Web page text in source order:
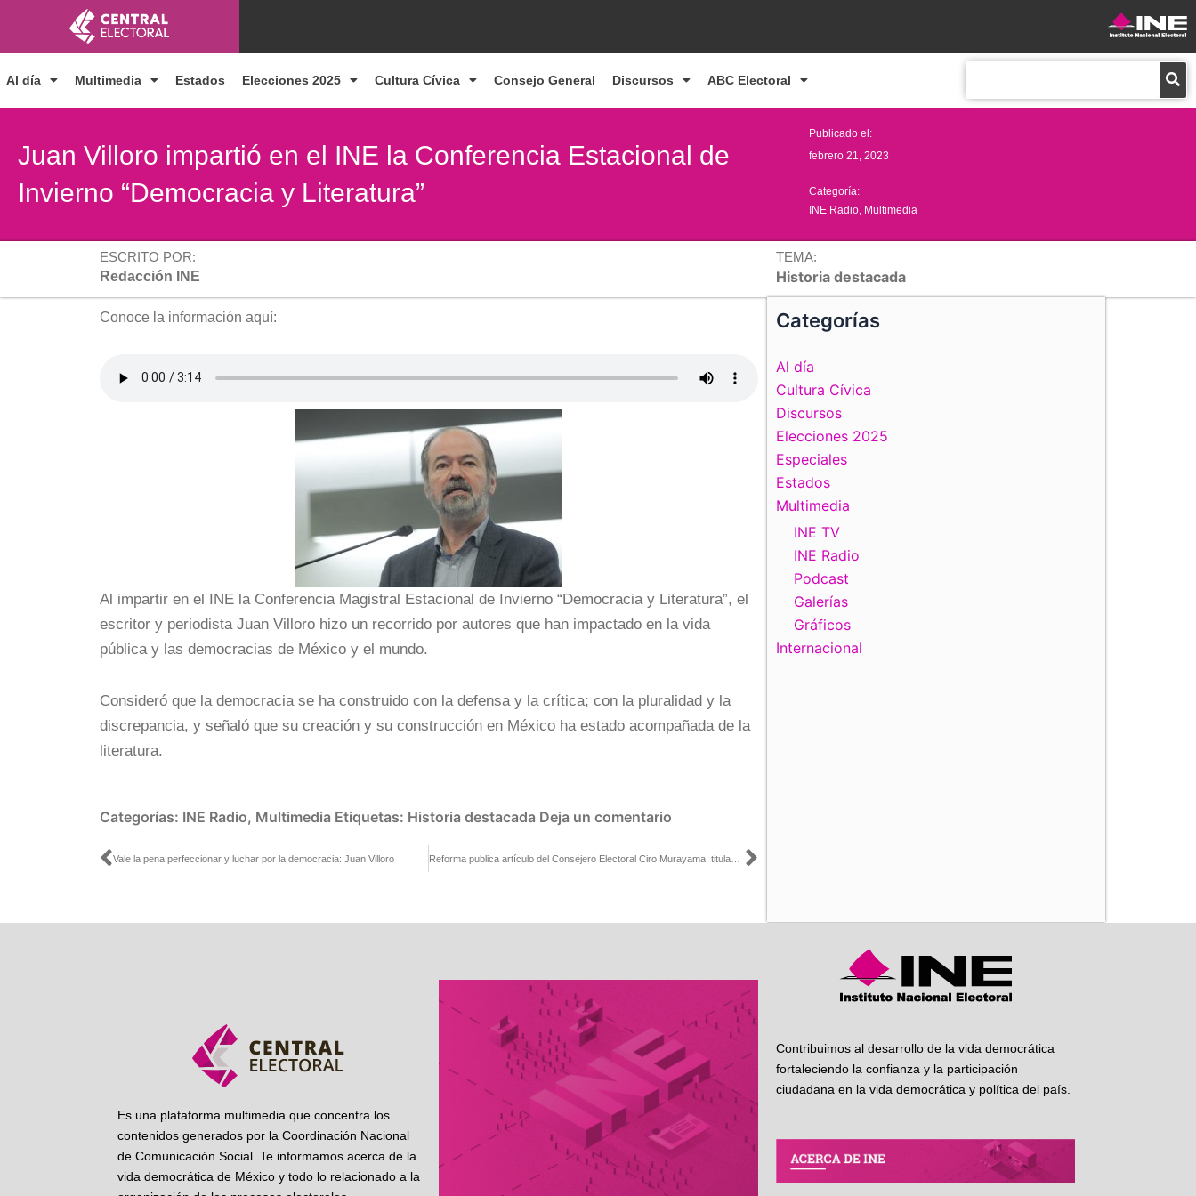
contenido
Al día Multimedia Estados Elecciones 2025 Cultura Cívica Consejo General Discursos ABC Electoral
Juan Villoro impartió en el INE la Conferencia Estacional de
Invierno “Democracia y Literatura”
Publicado el:
febrero 21, 2023
Categoría:
INE Radio Multimedia
ESCRITO POR:
Redacción INE
TEMA:
Historia destacada
Conoce la información aquí:
Al impartir en el INE la Conferencia Magistral Estacional de Invierno “Democracia y Literatura”, el
escritor y periodista Juan Villoro hizo un recorrido por autores que han impactado en la vida
pública y las democracias de México y el mundo.
Consideró que la democracia se ha construido con la defensa y la crítica; con la pluralidad y la
discrepancia, y señaló que su creación y su construcción en México ha estado acompañada de la
literatura.
Categorías: INE Radio, Multimedia Etiquetas: Historia destacada Deja un comentario
Ant
Vale la pena perfeccionar y luchar por la democracia: Juan Villoro Siguiente
Categorías
Al día
Cultura Cívica
Discursos
Elecciones 2025
Especiales
Estados
Multimedia
INE TV
INE Radio
Podcast
Galerías
Gráficos
Internacional
Es una plataforma multimedia que concentra los
contenidos generados por la Coordinación Nacional
de Comunicación Social. Te informamos acerca de la
vida democrática de México y todo lo relacionado a la
Contribuimos al desarrollo de la vida democrática
fortaleciendo la confianza y la participación
ciudadana en la vida democrática y política del país.